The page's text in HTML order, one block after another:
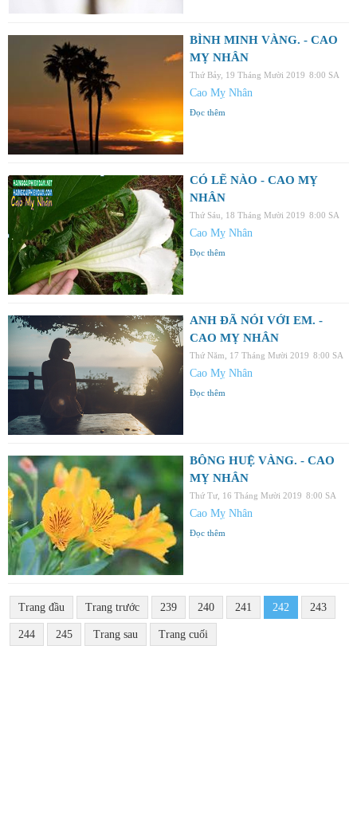
BÌNH MINH VÀNG. - CAO
MỴ NHÂN
Thứ Bảy, 19 Tháng Mười 2019 8:00 SA
Cao Mỵ Nhân
Đọc thêm
CÓ LẼ NÀO - CAO MỴ
NHÂN
Thứ Sáu, 18 Tháng Mười 2019 8:00 SA
Cao Mỵ Nhân
Đọc thêm
ANH ĐÃ NÓI VỚI EM. -
CAO MỴ NHÂN
Thứ Năm, 17 Tháng Mười 2019 8:00 SA
Cao Mỵ Nhân
Đọc thêm
BÔNG HUỆ VÀNG. - CAO
MỴ NHÂN
Thứ Tư, 16 Tháng Mười 2019 8:00 SA
Cao Mỵ Nhân
Đọc thêm
Trang đầu Trang trước 239 240 241 242 243
244 245 Trang sau Trang cuối